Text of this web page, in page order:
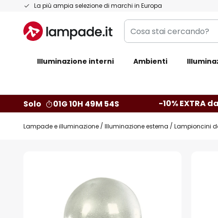
La più ampia selezione di marchi in Europa
Salta
contenuto
Cosa
stai
Illuminazione interni Ambienti
Solo 01G 10H 49M 54S -10% EXTRA
Lampade e illuminazione Illuminazione esterna Lampioncini